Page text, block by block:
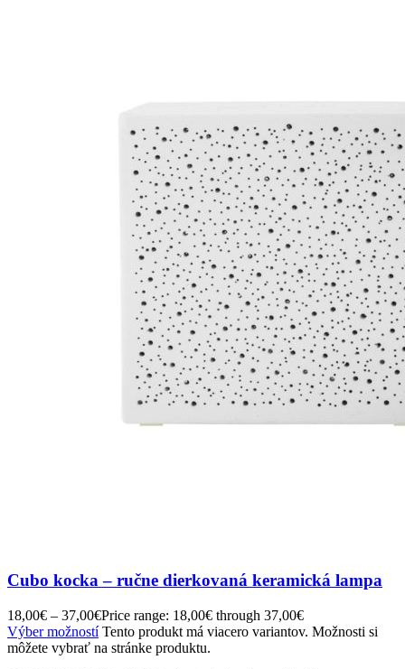
Cubo kocka – ručne dierkovaná keramická lampa
18,00€ – 37,00€Price range: 18,00€ through 37,00€
Výber možnostíTento produkt má viacero variantov. Možnosti si
môžete vybrať na stránke produktu.